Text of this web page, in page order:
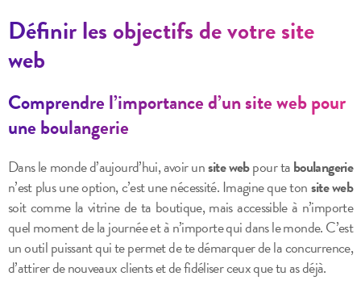
Définir les objectifs de votre site
web
Comprendre l’importance d’un site web pour
une boulangerie
Dans le monde d’aujourd’hui, avoir unsite webpour taboulangerie
n’est plus une option, c’est une nécessité. Imagine que tonsite web
soit comme la vitrine de ta boutique, mais accessible à n’importe
quel moment de la journée et à n’importe qui dans le monde. C’est
un outil puissant qui te permet de te démarquer de la concurrence,
d’attirer de nouveaux clients et de fidéliser ceux que tu as déjà.